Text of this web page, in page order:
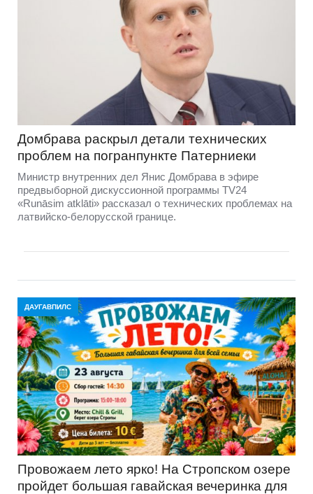
Домбравa раскрыл детали технических
проблем на погранпункте Патерниеки
Министр внутренних дел Янис Домбрава в эфире
предвыборной дискуссионной программы TV24
«Runāsim atklāti» рассказал о технических проблемах на
латвийско-белорусской границе.
ДАУГАВПИЛС
Провожаем лето ярко! На Стропском озере
пройдет большая гавайская вечеринка для